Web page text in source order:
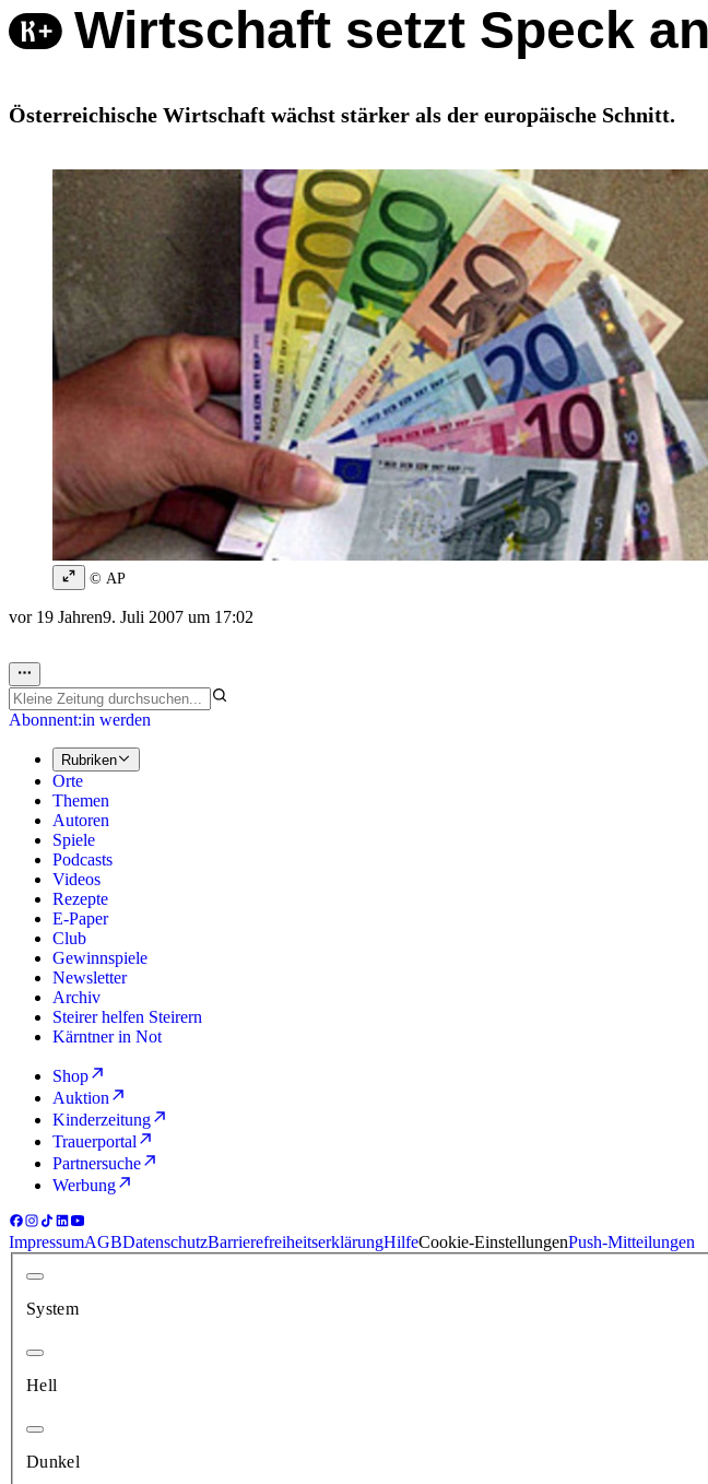
Wirtschaft setzt Speck an
Österreichische Wirtschaft wächst stärker als der europäische Schnitt.
© AP
vor 19 Jahren9. Juli 2007 um 17:02
Abonnent:in werden
Rubriken
Orte
Themen
Autoren
Spiele
Podcasts
Videos
Rezepte
E-Paper
Club
Gewinnspiele
Newsletter
Archiv
Steirer helfen Steirern
Kärntner in Not
Shop
Auktion
Kinderzeitung
Trauerportal
Partnersuche
Werbung
ImpressumAGBDatenschutzBarrierefreiheitserklärungHilfeCookie-EinstellungenPush-Mitteilungen
System
Hell
Dunkel